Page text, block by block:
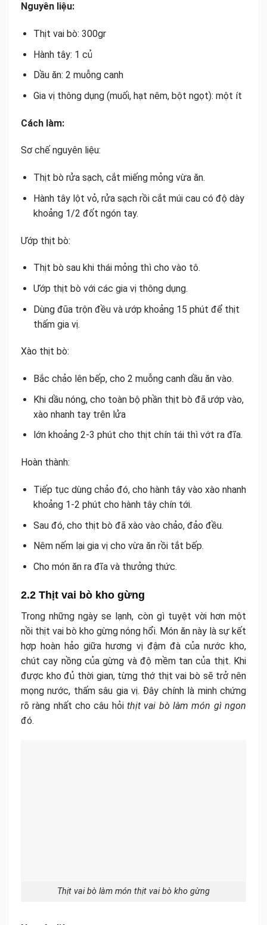
Nguyên liệu:
Thịt vai bò: 300gr
Hành tây: 1 củ
Dầu ăn: 2 muỗng canh
Gia vị thông dụng (muối, hạt nêm, bột ngọt): một ít
Cách làm:
Sơ chế nguyên liệu:
Thịt bò rửa sạch, cắt miếng mỏng vừa ăn.
Hành tây lột vỏ, rửa sạch rồi cắt múi cau có độ dày
khoảng 1/2 đốt ngón tay.
Ướp thịt bò:
Thịt bò sau khi thái mỏng thì cho vào tô.
Ướp thịt bò với các gia vị thông dụng.
Dùng đũa trộn đều và ướp khoảng 15 phút để thịt
thấm gia vị.
Xào thịt bò:
Bắc chảo lên bếp, cho 2 muỗng canh dầu ăn vào.
Khi dầu nóng, cho toàn bộ phần thịt bò đã ướp vào,
xào nhanh tay trên lửa
lớn khoảng 2-3 phút cho thịt chín tái thì vớt ra đĩa.
Hoàn thành:
Tiếp tục dùng chảo đó, cho hành tây vào xào nhanh
khoảng 1-2 phút cho hành tây chín tới.
Sau đó, cho thịt bò đã xào vào chảo, đảo đều.
Nêm nếm lại gia vị cho vừa ăn rồi tắt bếp.
Cho món ăn ra đĩa và thưởng thức.
2.2 Thịt vai bò kho gừng
Trong những ngày se lạnh, còn gì tuyệt vời hơn một
nồi thịt vai bò kho gừng nóng hổi. Món ăn này là sự kết
hợp hoàn hảo giữa hương vị đậm đà của nước kho,
chút cay nồng của gừng và độ mềm tan của thịt. Khi
được kho đủ thời gian, từng thớ thịt vai bò sẽ trở nên
mọng nước, thấm sâu gia vị. Đây chính là minh chứng
rõ ràng nhất cho câu hỏi thịt vai bò làm món gì ngon
đó.
Thịt vai bò làm món thịt vai bò kho gừng